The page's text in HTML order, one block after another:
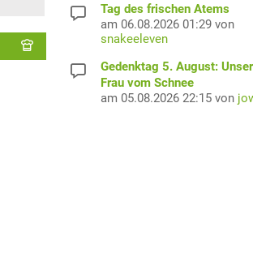
Tag des frischen Atems
am 06.08.2026 01:29 von
snakeeleven
Gedenktag 5. August:
Frau vom Schnee
am 05.08.2026 22:15 von